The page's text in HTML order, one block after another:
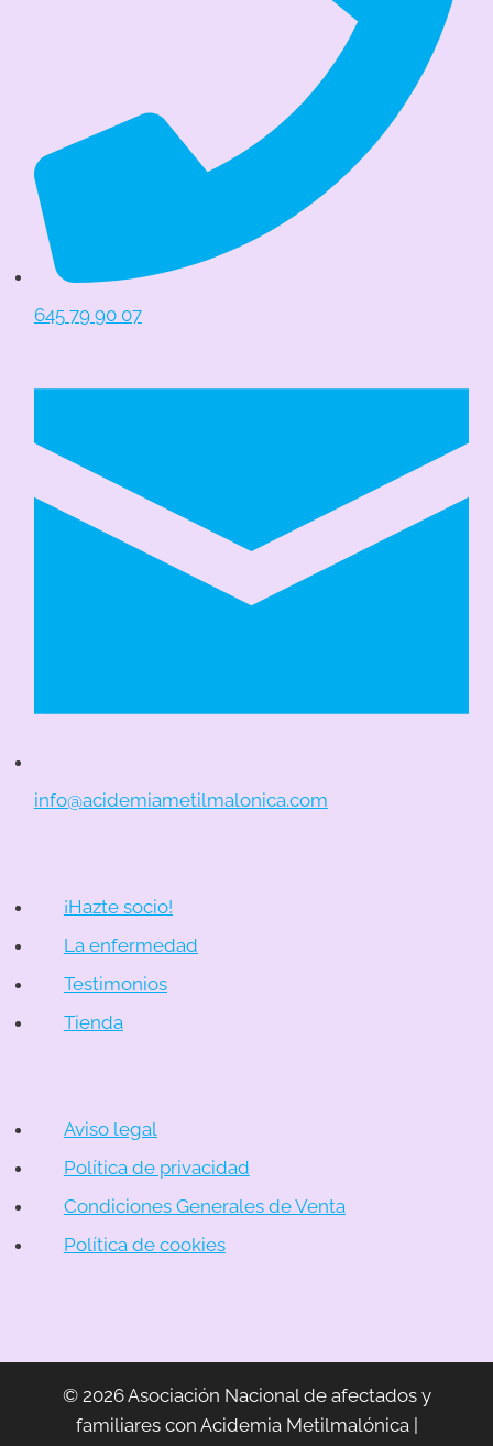
645 79 90 07
info@acidemiametilmalonica.com
¡Hazte socio!
La enfermedad
Testimonios
Tienda
Aviso legal
Política de privacidad
Condiciones Generales de Venta
Política de cookies
© 2026 Asociación Nacional de afectados y
familiares con Acidemia Metilmalónica |